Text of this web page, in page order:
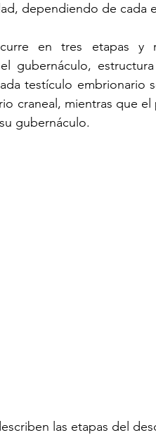
dependiendo de cada
en tres etapas y
gubernáculo,
testículo embrionario
craneal, mientras que
gubernáculo.
las etapas del